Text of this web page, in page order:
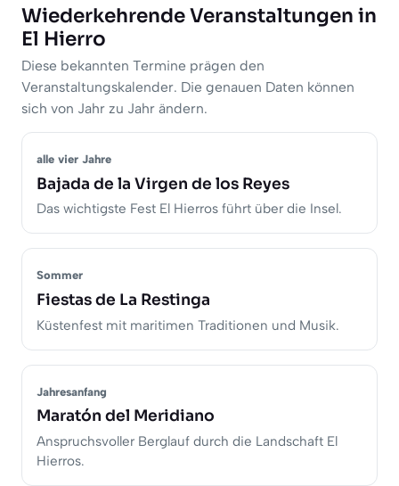
Wiederkehrende Veranstaltungen in
El Hierro
Diese bekannten Termine prägen den
Veranstaltungskalender. Die genauen Daten können
sich von Jahr zu Jahr ändern.
alle vier Jahre
Bajada de la Virgen de los Reyes
Das wichtigste Fest El Hierros führt über die Insel.
Sommer
Fiestas de La Restinga
Küstenfest mit maritimen Traditionen und Musik.
Jahresanfang
Maratón del Meridiano
Anspruchsvoller Berglauf durch die Landschaft El
Hierros.